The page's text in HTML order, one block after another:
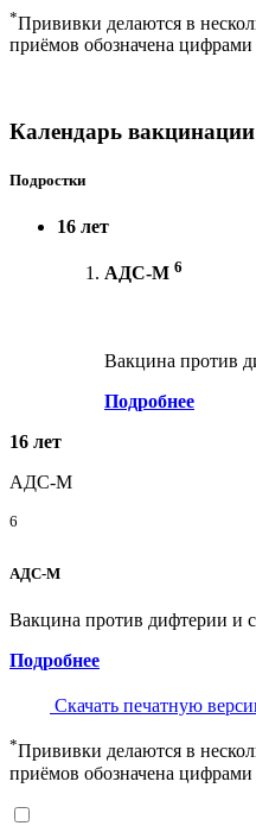
*Прививки делаются в
приёмов обозначена цифрами
Календарь
Подростки
16 лет
АДС-М 6
Вакцина против
Подробнее
16 лет
АДС-М
6
АДС-М
Вакцина против дифтерии и
Подробнее
Скачать печатную
*Прививки делаются в
приёмов обозначена цифрами